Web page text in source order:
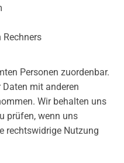
Rechners
Personen zuordenbar.
mit anderen
Wir behalten uns
prüfen, wenn uns
rechtswidrige Nutzung